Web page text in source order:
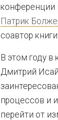
конференции
Патрик
соавтор книги
В этом году
Дмитрий
процессов и
перейти от